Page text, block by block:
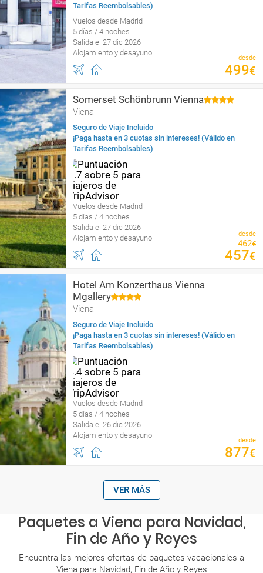
Tarifas Reembolsables)
Vuelos desde Madrid
5 días / 4 noches
Salida el 27 dic 2026
Alojamiento y desayuno
desde
499€
Somerset Schönbrunn Vienna
Viena
Seguro de Viaje Incluido
¡Paga hasta en 3 cuotas sin intereses! (Válido en
Tarifas Reembolsables)
Vuelos desde Madrid
5 días / 4 noches
Salida el 27 dic 2026
Alojamiento y desayuno
desde
462€
457€
Hotel Am Konzerthaus Vienna
Mgallery
Viena
Seguro de Viaje Incluido
¡Paga hasta en 3 cuotas sin intereses! (Válido en
Tarifas Reembolsables)
Vuelos desde Madrid
5 días / 4 noches
Salida el 26 dic 2026
Alojamiento y desayuno
desde
877€
VER MÁS
Paquetes a Viena para Navidad,
Fin de Año y Reyes
Encuentra las mejores ofertas de paquetes vacacionales a
Viena para Navidad, Fin de Año y Reyes